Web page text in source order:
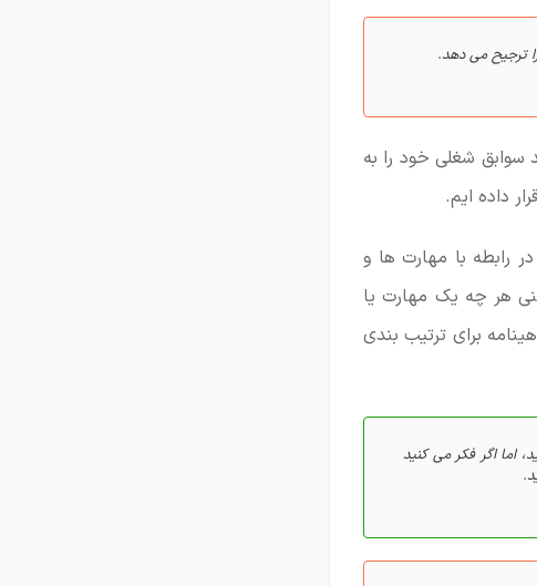
ترجیح می دهد.
سوابق شغلی خود را به
داده ایم.
رابطه با مهارت ها و
هر چه یک مهارت یا
برای ترتیب بندی
اما اگر فکر می کنید